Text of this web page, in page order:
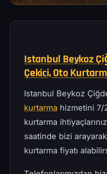
Istanbul Beykoz
Çekici, Oto
Istanbul Beykoz
kurtarma hizmetini 7/
kurtarma
saatinde bizi
kurtarma fiyatı